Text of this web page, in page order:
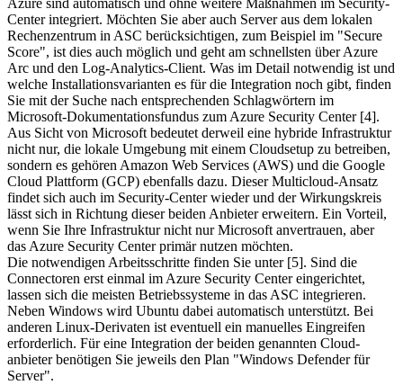
Azure sind automatisch und ohne weitere Maßnahmen im Security-
Center integriert. Möchten Sie aber auch Server aus dem lokalen
Rechenzentrum in ASC berücksichtigen, zum Beispiel im "Secure
Score", ist dies auch möglich und geht am schnellsten über Azure
Arc und den Log-Analytics-Client. Was im Detail notwendig ist und
welche Installationsvarianten es für die Integration noch gibt, finden
Sie mit der Suche nach entsprechenden Schlagwörtern im
Microsoft-Dokumentationsfundus zum Azure Security Center [4].
Aus Sicht von Microsoft bedeutet derweil eine hybride Infrastruktur
nicht nur, die lokale Umgebung mit einem Cloudsetup zu betreiben,
sondern es gehören Amazon Web Services (AWS) und die Google
Cloud Plattform (GCP) ebenfalls dazu. Dieser Multicloud-Ansatz
findet sich auch im Security-Center wieder und der Wirkungskreis
lässt sich in Richtung dieser beiden Anbieter erweitern. Ein Vorteil,
wenn Sie Ihre Infrastruktur nicht nur Microsoft anvertrauen, aber
das Azure Security Center primär nutzen möchten.
Die notwendigen Arbeitsschritte finden Sie unter [5]. Sind die
Connectoren erst einmal im Azure Security Center eingerichtet,
lassen sich die meisten Betriebssysteme in das ASC integrieren.
Neben Windows wird Ubuntu dabei automatisch unterstützt. Bei
anderen Linux-Derivaten ist eventuell ein manuelles Eingreifen
erforderlich. Für eine Integration der beiden genannten Cloud-
anbieter benötigen Sie jeweils den Plan "Windows Defender für
Server".